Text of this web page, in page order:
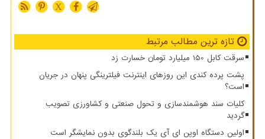
X
تازه ترین مطالب مرتبط
سرقت کابل 150 میلیارد تومان خسارت زد
پشت پرده کندی این روزهای اینترنت فیلترینگی پنهان در جریان
است؟
کلیات سند هوشمندسازی و تحول صنعتی و کشاورزی تصویب
گردید
اولین دستگاه اوپن ای آی یک بلندگوی بدون نمایشگر است